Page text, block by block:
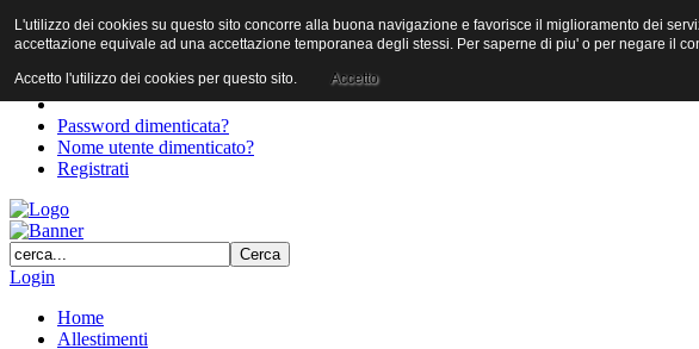
User
Password
Password dimenticata?
Nome utente dimenticato?
Registrati
Login
Home
Allestimenti
L'utilizzo dei cookies su questo sito concorre alla buona navigazione e favorisce il miglioramento dei
accettazione equivale ad una accettazione temporanea degli stessi. Per saperne di piu' o per negare il
Accetto l'utilizzo dei cookies per questo sito. Accetto